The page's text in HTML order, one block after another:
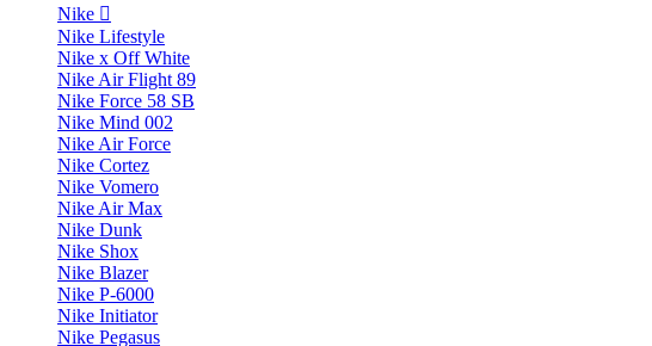
Nike
Nike Lifestyle
Nike x Off White
Nike Air Flight 89
Nike Force 58 SB
Nike Mind 002
Nike Air Force
Nike Cortez
Nike Vomero
Nike Air Max
Nike Dunk
Nike Shox
Nike Blazer
Nike P-6000
Nike Initiator
Nike Pegasus